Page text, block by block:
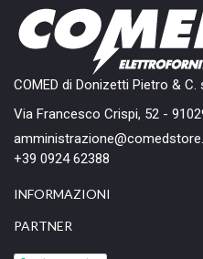
COMED di Donizetti Pietro & C.
Via Francesco Crispi, 52 -
+39 0924 62388
INFORMAZIONI
PARTNER